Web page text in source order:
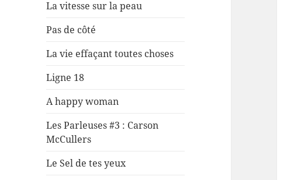
La vitesse sur la peau
Pas de côté
La vie effaçant toutes choses
Ligne 18
A happy woman
Les Parleuses #3 : Carson
McCullers
Le Sel de tes yeux